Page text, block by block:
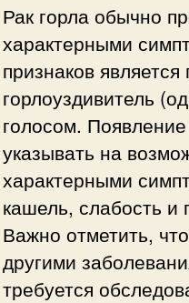
Рак горла обычно
характерными
признаков
горлоуздивитель
голосом.
указывать на
характерными
кашель, слабость и
Важно отметить,
другими
требуется